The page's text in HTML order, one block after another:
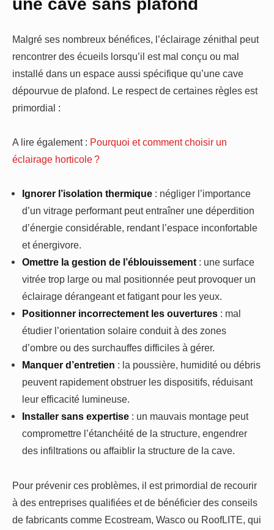
Malgré ses nombreux bénéfices, l’éclairage zénithal peut
rencontrer des écueils lorsqu’il est mal conçu ou mal
installé dans un espace aussi spécifique qu’une cave
dépourvue de plafond. Le respect de certaines règles est
primordial :
A lire également : Pourquoi et comment choisir un
éclairage horticole ?
Ignorer l’isolation thermique : négliger l’importance
d’un vitrage performant peut entraîner une déperdition
d’énergie considérable, rendant l’espace inconfortable
et énergivore.
Omettre la gestion de l’éblouissement : une surface
vitrée trop large ou mal positionnée peut provoquer un
éclairage dérangeant et fatigant pour les yeux.
Positionner incorrectement les ouvertures : mal
étudier l’orientation solaire conduit à des zones
d’ombre ou des surchauffes difficiles à gérer.
Manquer d’entretien : la poussière, humidité ou débris
peuvent rapidement obstruer les dispositifs, réduisant
leur efficacité lumineuse.
Installer sans expertise : un mauvais montage peut
compromettre l’étanchéité de la structure, engendrer
des infiltrations ou affaiblir la structure de la cave.
Pour prévenir ces problèmes, il est primordial de recourir
à des entreprises qualifiées et de bénéficier des conseils
de fabricants comme Ecostream, Wasco ou RoofLITE, qui